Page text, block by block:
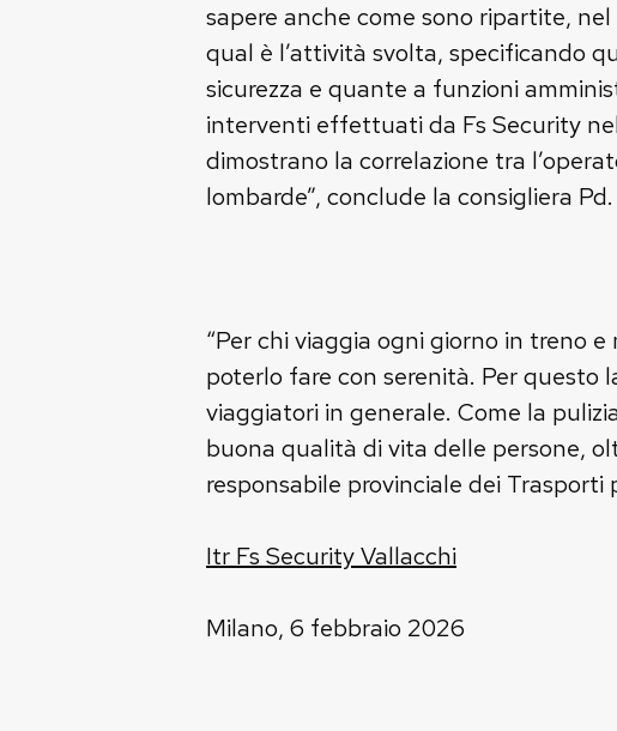
sapere anche come sono ripartite,
qual è l’attività svolta, specificando
sicurezza e quante a funzioni
interventi effettuati da Fs Security
dimostrano la correlazione tra
lombarde”, conclude la consigliera Pd.
“Per chi viaggia ogni giorno in treno
poterlo fare con serenità. Per questo
viaggiatori in generale. Come la
buona qualità di vita delle persone,
responsabile provinciale dei Trasporti
Itr Fs Security Vallacchi
Milano, 6 febbraio 2026